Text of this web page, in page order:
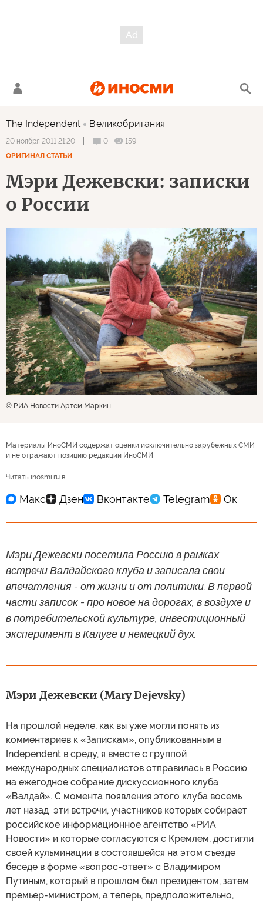
The Independent Великобритания
20 ноября 2011 21:20 0
159
ОРИГИНАЛ СТАТЬИ
Мэри Дежевски: записки
о России
© РИА Новости Артем Маркин
Материалы ИноСМИ содержат оценки исключительно зарубежных СМИ
и не отражают позицию редакции ИноСМИ
Читать inosmi.ru в
Мэри Дежевски посетила Россию в рамках
встречи Валдайского клуба и записала свои
впечатления - от жизни и от политики. В первой
части записок - про новое на дорогах, в воздухе и
в потребительской культуре, инвестиционный
эксперимент в Калуге и немецкий дух.
Мэри Дежевски (Mary Dejevsky)
На прошлой неделе, как вы уже могли понять из
комментариев к «Запискам», опубликованным в
Independent в среду, я вместе с группой
международных специалистов отправилась в Россию
на ежегодное собрание дискуссионного клуба
«Валдай». С момента появления этого клуба восемь
лет назад эти встречи, участников которых собирает
российское информационное агентство «РИА
Новости» и которые согласуются с Кремлем, достигли
своей кульминации в состоявшейся на этом съезде
беседе в форме «вопрос-ответ» с Владимиром
Путиным, который в прошлом был президентом, затем
премьер-министром, а теперь, предположительно,